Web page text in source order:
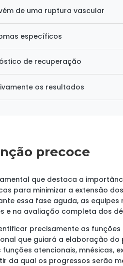
de uma ruptura vascular
específicos
de recuperação
os resultados
precoce
que destaca a
para minimizar a extensão
essa fase aguda, as
e na avaliação completa dos
precisamente as
que guiará a elaboração
atencionais, mnésicas,
da qual os progressos serão